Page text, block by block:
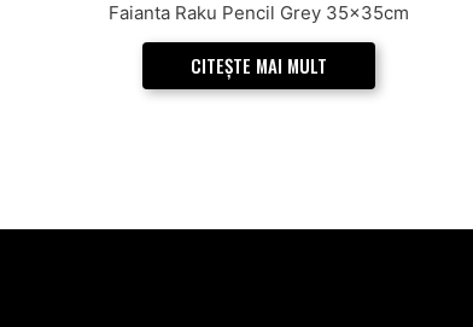
Faianta Raku Pencil Grey 35x35cm
CITEȘTE MAI MULT